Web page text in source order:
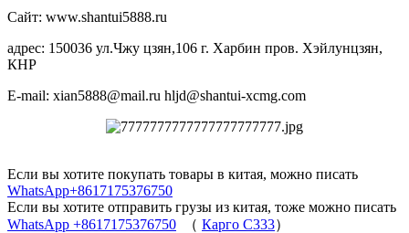
Сайт: www.shantui5888.ru
адрес: 150036 ул.Чжу цзян,106 г. Харбин пров. Хэйлунцзян,
КНР
E-mail: xian5888@mail.ru hljd@shantui-xcmg.com
Если вы хотите покупать товары в китая, можно писать
WhatsApp+8617175376750
Если вы хотите отправить грузы из китая, тоже можно писать
WhatsApp +8617175376750 （ Карго C333）